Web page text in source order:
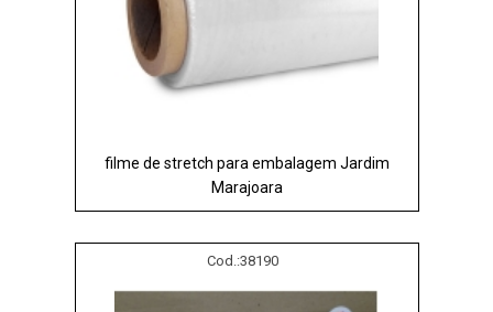
filme de stretch para embalagem Jardim
Marajoara
Cod.:38190